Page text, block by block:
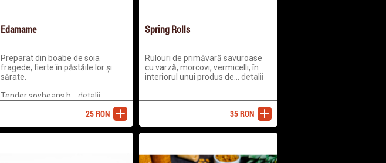
Edamame
Preparat din boabe de soia
fragede, fierte în păstăile lor și
sărate.
Tender soybeans b... detalii
adaugă
25RON
Spring Rolls
Rulouri de primăvară savuroase
cu varză, morcovi, vermicelli, în
interiorul unui produs de... detalii
adaugă
35RON